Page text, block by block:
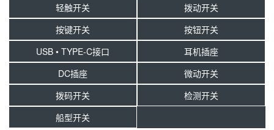
轻触开关
拨动开关
按键开关
按钮开关
USB • TYPE-C接口
耳机插座
DC插座
微动开关
拨码开关
检测开关
船型开关